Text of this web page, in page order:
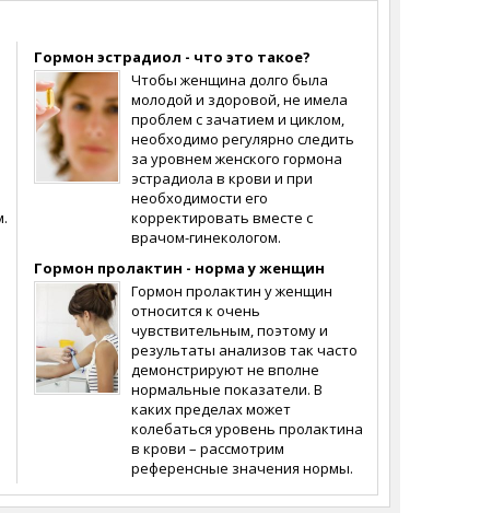
Гормон эстрадиол - что это такое?
Чтобы женщина долго была
молодой и здоровой, не имела
проблем с зачатием и циклом,
необходимо регулярно следить
за уровнем женского гормона
эстрадиола в крови и при
необходимости его
корректировать вместе с
врачом-гинекологом.
Гормон пролактин - норма у женщин
Гормон пролактин у женщин
относится к очень
чувствительным, поэтому и
результаты анализов так часто
демонстрируют не вполне
нормальные показатели. В
каких пределах может
колебаться уровень пролактина
в крови – рассмотрим
референсные значения нормы.